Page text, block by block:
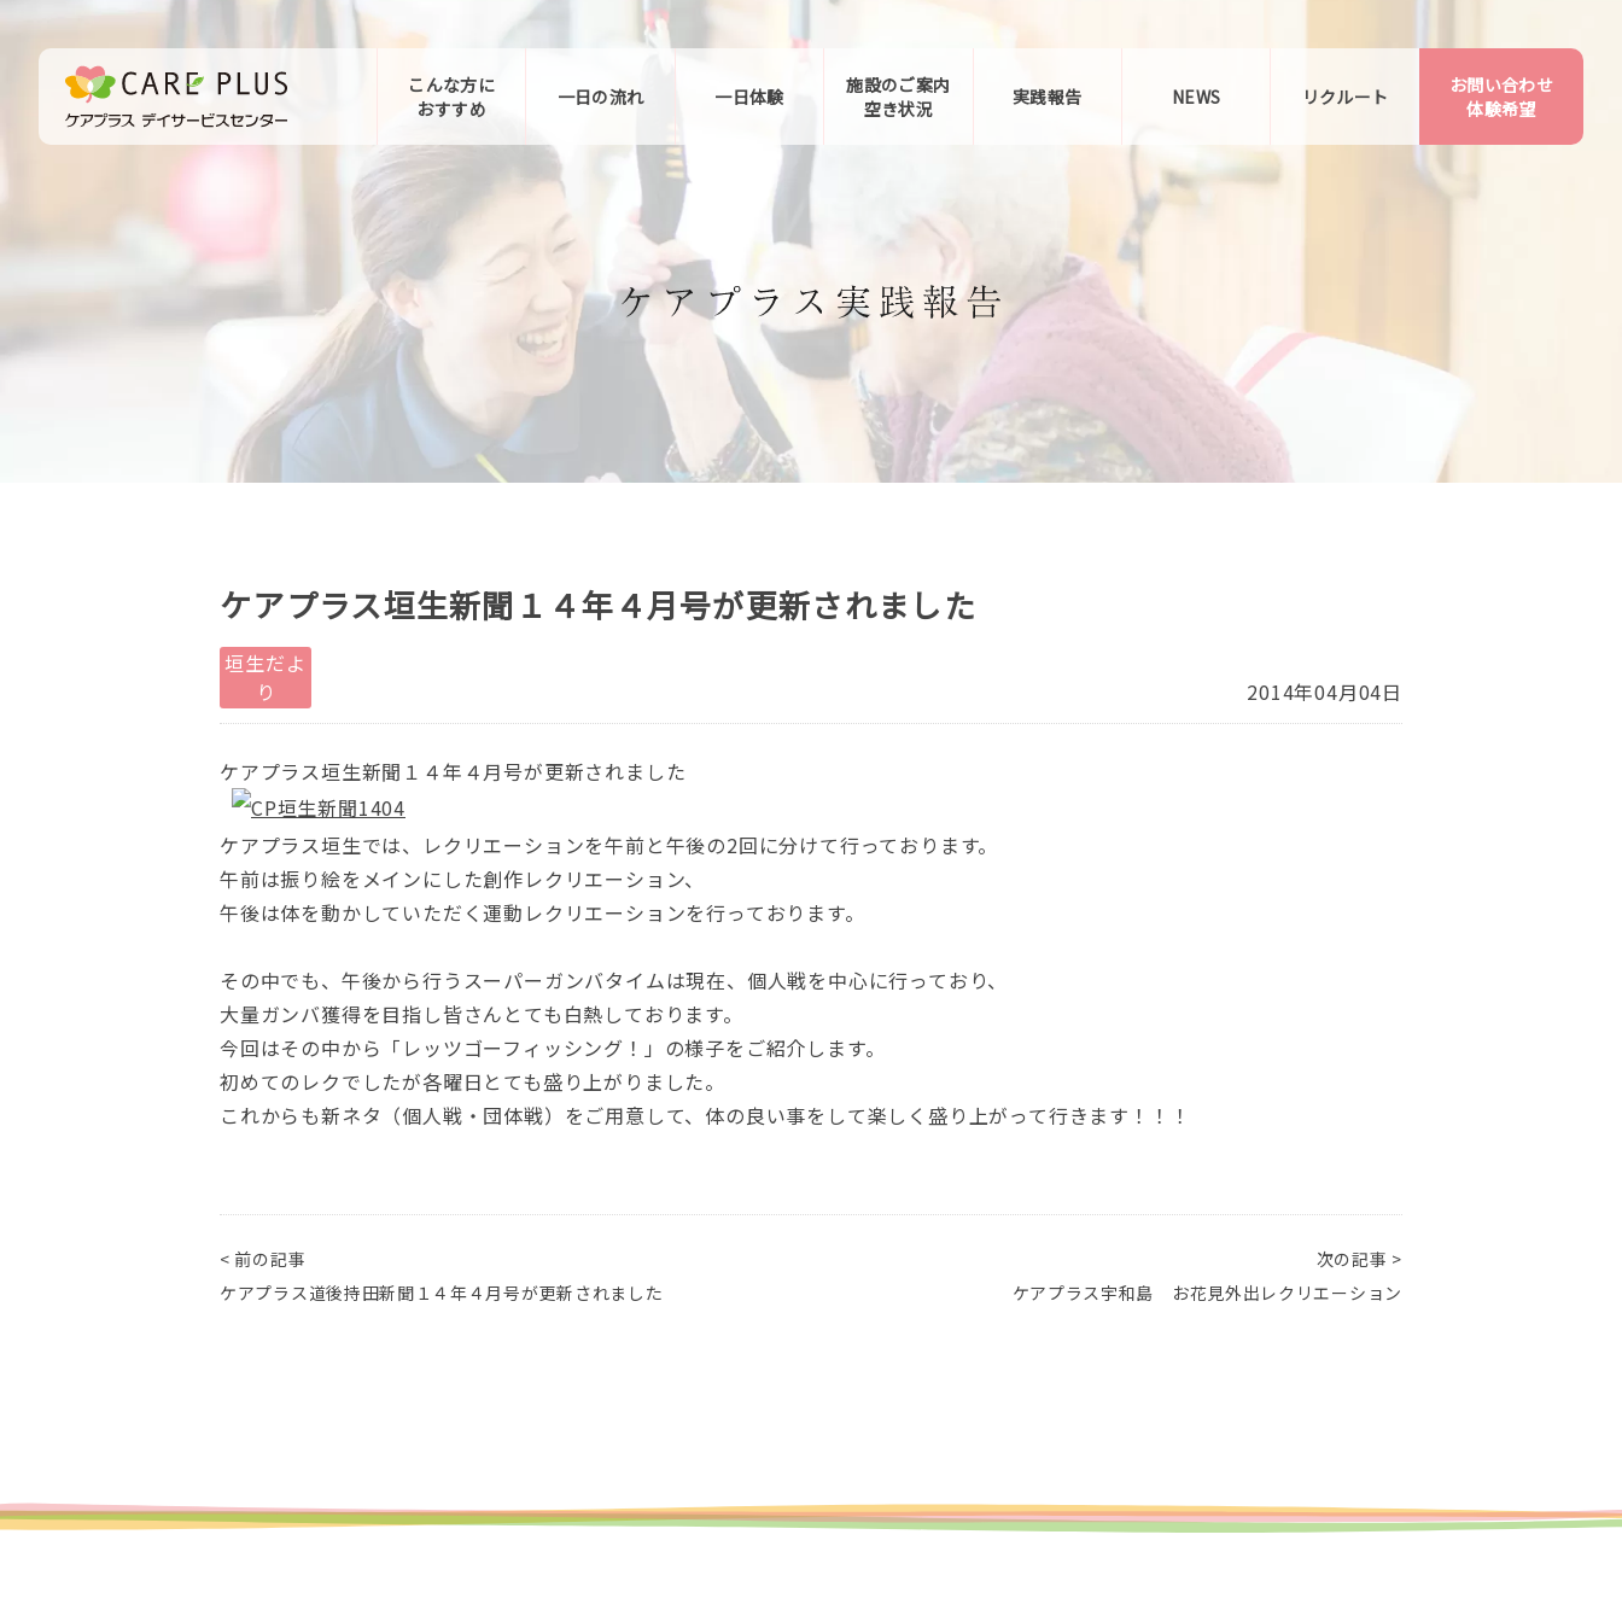
こんな方に
おすすめ
一日の流れ 一日体験
施設のご案内
空き状況
実践報告 NEWS リクルート
お問い合わせ
お問い合わせ
体験希望
ケアプラス垣生新聞１４年４月号が更新されました
垣生だよ
り
2014年04月04日
ケアプラス垣生新聞１４年４月号が更新されました
ケアプラス垣生では、レクリエーションを午前と午後の2回に分けて行っております。
午前は振り絵をメインにした創作レクリエーション、
午後は体を動かしていただく運動レクリエーションを行っております。
その中でも、午後から行うスーパーガンバタイムは現在、個人戦を中心に行っており、
大量ガンバ獲得を目指し皆さんとても白熱しております。
今回はその中から「レッツゴーフィッシング！」の様子をご紹介します。
初めてのレクでしたが各曜日とても盛り上がりました。
これからも新ネタ（個人戦・団体戦）をご用意して、体の良い事をして楽しく盛り上がって行きます！！！
< 前の記事
ケアプラス道後持田新聞１４年４月号が更新されました
次の記事 >
ケアプラス宇和島 お花見外出レクリエーション